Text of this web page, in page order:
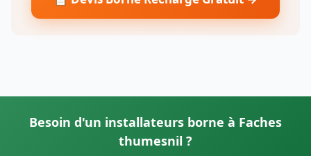
Besoin d'un installateurs borne à Faches
thumesnil ?